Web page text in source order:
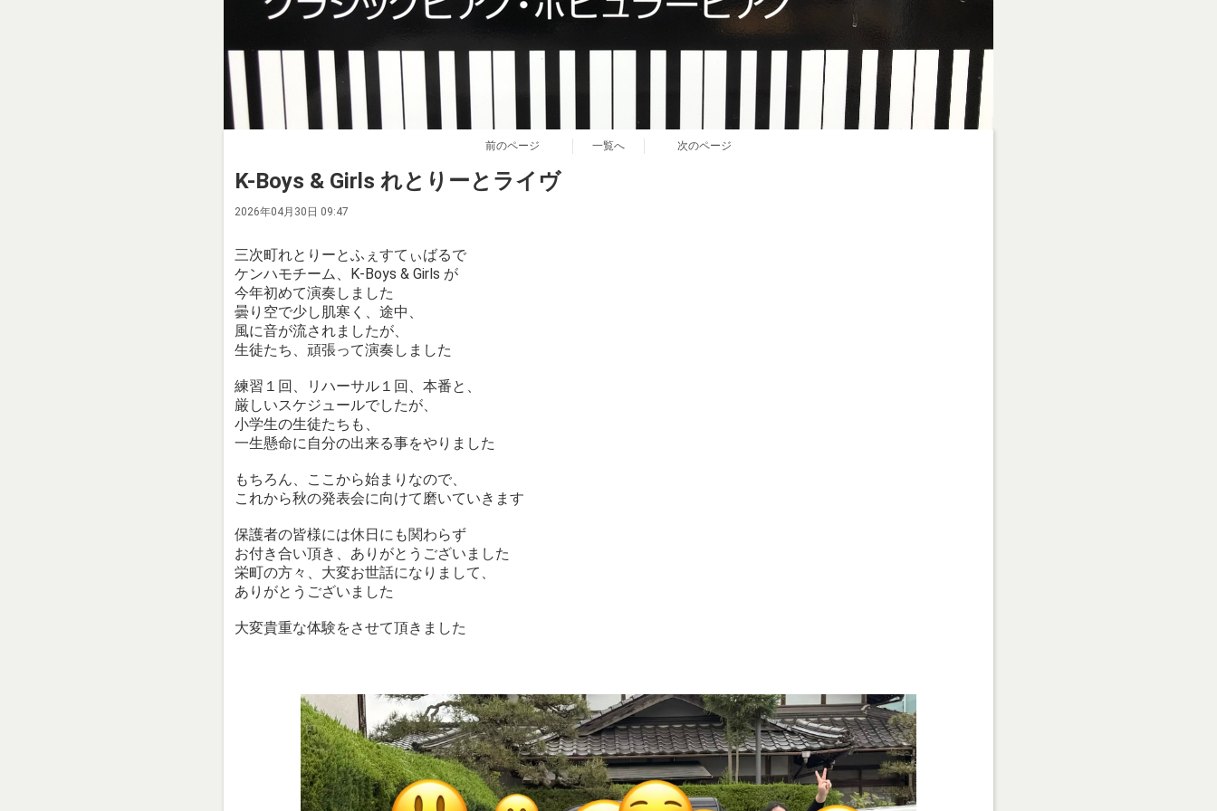
前のページ 一覧へ 次のページ
K-Boys & Girls れとりーとライヴ
2026年04月30日 09:47
三次町れとりーとふぇすてぃばるで
ケンハモチーム、K-Boys & Girls が
今年初めて演奏しました
曇り空で少し肌寒く、途中、
風に音が流されましたが、
生徒たち、頑張って演奏しました
練習１回、リハーサル１回、本番と、
厳しいスケジュールでしたが、
小学生の生徒たちも、
一生懸命に自分の出来る事をやりました
もちろん、ここから始まりなので、
これから秋の発表会に向けて磨いていきます
保護者の皆様には休日にも関わらず
お付き合い頂き、ありがとうございました
栄町の方々、大変お世話になりまして、
ありがとうございました
大変貴重な体験をさせて頂きました